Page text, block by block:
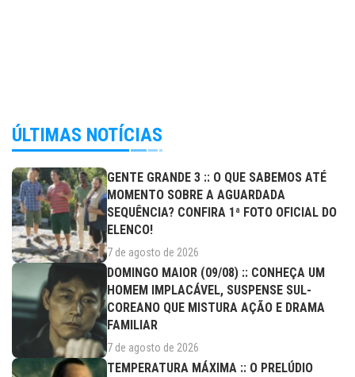
ÚLTIMAS NOTÍCIAS
GENTE GRANDE 3 :: O QUE SABEMOS ATÉ
MOMENTO SOBRE A AGUARDADA
SEQUÊNCIA? CONFIRA 1ª FOTO OFICIAL DO
ELENCO!
7 de agosto de 2026
DOMINGO MAIOR (09/08) :: CONHEÇA UM
HOMEM IMPLACÁVEL, SUSPENSE SUL-
COREANO QUE MISTURA AÇÃO E DRAMA
FAMILIAR
7 de agosto de 2026
TEMPERATURA MÁXIMA :: O PRELÚDIO